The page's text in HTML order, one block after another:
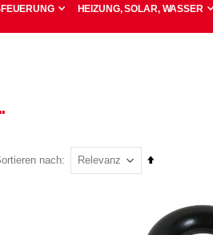
HEIZUNG, SOLAR, WASSER
nach
In